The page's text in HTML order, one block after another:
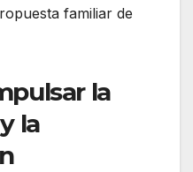
familiar de
la
la